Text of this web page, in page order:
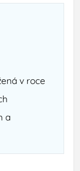
v roce
a